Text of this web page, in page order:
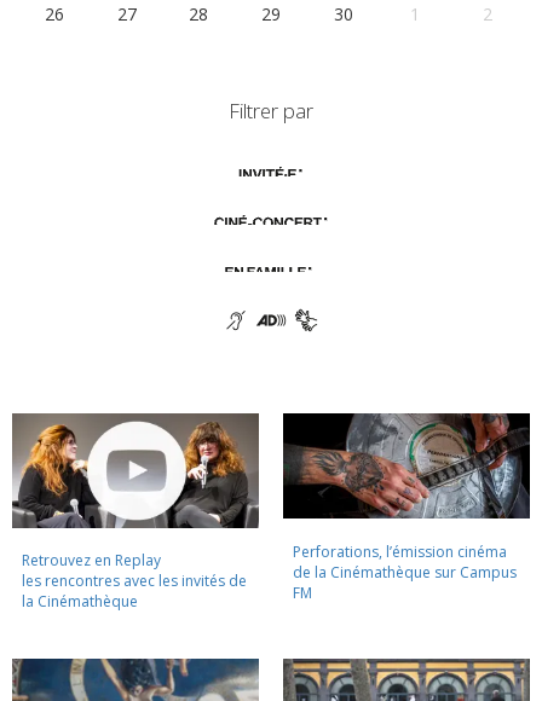
26
27 28 29 30 1 2
Filtrer par
Retrouvez en Replay
les rencontres avec les invités de
la Cinémathèque
Perforations, l’émission cinéma
de la Cinémathèque sur Campus
FM